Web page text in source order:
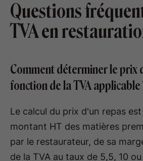
Questions
TVA en
Comment déterminer le prix
fonction de la TVA applicable
Le calcul du prix d'un repas
montant HT des matières
par le restaurateur, de sa
de la TVA au taux de 5,5, 10